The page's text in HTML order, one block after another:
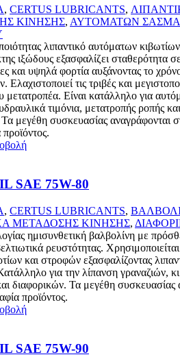
, CERTUS LUBRICANTS,
ΚΙΝΗΣΗΣ, ΑΥΤΟΜΑΤΩΝ
λιπαντικό αυτόματων
ιξώδους εξασφαλίζει σταθερότητα
και υψηλά φορτία αυξάνοντας το
Ελαχιστοποιεί τις τριβές και
μετατροπέα. Είναι κατάλληλο για
τιμόνια, μετατροπής ροπής
μεγέθη συσκευασίας αναγράφονται
SAE 75W-80
, CERTUS LUBRICANTS,
ΜΕΤΑΔΟΣΗΣ ΚΙΝΗΣΗΣ,
ημισυνθετική βαλβολίνη με
ρευστότητας.
και στροφών εξασφαλίζοντας
για την λίπανση γραναζιών,
διαφορικών. Τα μεγέθη συσκευασίας
προϊόντος.
SAE 75W-90